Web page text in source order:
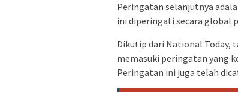
Peringatan selanjutnya
ini diperingati secara global
Dikutip dari National Today,
memasuki peringatan yang
Peringatan ini juga telah